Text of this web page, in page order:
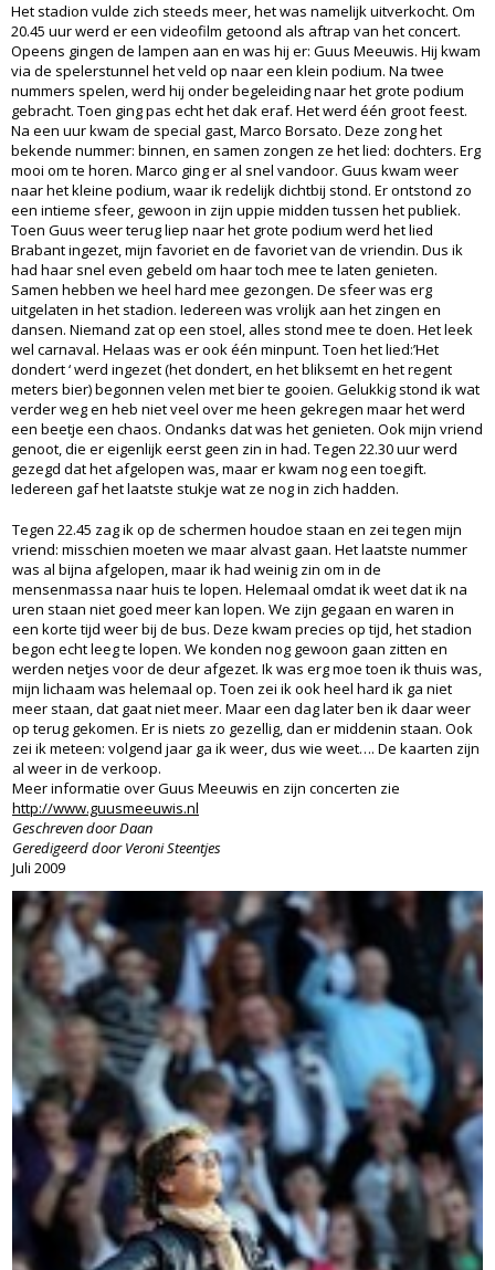
Het stadion vulde zich steeds meer, het was namelijk uitverkocht. Om
20.45 uur werd er een videofilm getoond als aftrap van het concert.
Opeens gingen de lampen aan en was hij er: Guus Meeuwis. Hij kwam
via de spelerstunnel het veld op naar een klein podium. Na twee
nummers spelen, werd hij onder begeleiding naar het grote podium
gebracht. Toen ging pas echt het dak eraf. Het werd één groot feest.
Na een uur kwam de special gast, Marco Borsato. Deze zong het
bekende nummer: binnen, en samen zongen ze het lied: dochters. Erg
mooi om te horen. Marco ging er al snel vandoor. Guus kwam weer
naar het kleine podium, waar ik redelijk dichtbij stond. Er ontstond zo
een intieme sfeer, gewoon in zijn uppie midden tussen het publiek.
Toen Guus weer terug liep naar het grote podium werd het lied
Brabant ingezet, mijn favoriet en de favoriet van de vriendin. Dus ik
had haar snel even gebeld om haar toch mee te laten genieten.
Samen hebben we heel hard mee gezongen. De sfeer was erg
uitgelaten in het stadion. Iedereen was vrolijk aan het zingen en
dansen. Niemand zat op een stoel, alles stond mee te doen. Het leek
wel carnaval. Helaas was er ook één minpunt. Toen het lied:’Het
dondert ‘ werd ingezet (het dondert, en het bliksemt en het regent
meters bier) begonnen velen met bier te gooien. Gelukkig stond ik wat
verder weg en heb niet veel over me heen gekregen maar het werd
een beetje een chaos. Ondanks dat was het genieten. Ook mijn vriend
genoot, die er eigenlijk eerst geen zin in had. Tegen 22.30 uur werd
gezegd dat het afgelopen was, maar er kwam nog een toegift.
Iedereen gaf het laatste stukje wat ze nog in zich hadden.
Tegen 22.45 zag ik op de schermen houdoe staan en zei tegen mijn
vriend: misschien moeten we maar alvast gaan. Het laatste nummer
was al bijna afgelopen, maar ik had weinig zin om in de
mensenmassa naar huis te lopen. Helemaal omdat ik weet dat ik na
uren staan niet goed meer kan lopen. We zijn gegaan en waren in
een korte tijd weer bij de bus. Deze kwam precies op tijd, het stadion
begon echt leeg te lopen. We konden nog gewoon gaan zitten en
werden netjes voor de deur afgezet. Ik was erg moe toen ik thuis was,
mijn lichaam was helemaal op. Toen zei ik ook heel hard ik ga niet
meer staan, dat gaat niet meer. Maar een dag later ben ik daar weer
op terug gekomen. Er is niets zo gezellig, dan er middenin staan. Ook
zei ik meteen: volgend jaar ga ik weer, dus wie weet…. De kaarten zijn
al weer in de verkoop.
Meer informatie over Guus Meeuwis en zijn concerten zie
http://www.guusmeeuwis.nl
Geschreven door Daan
Geredigeerd door Veroni Steentjes
Juli 2009